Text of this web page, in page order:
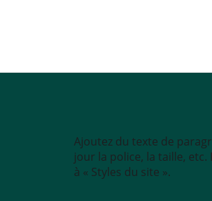
Ajoutez du texte de
jour la police, la taille,
à « Styles du site ».